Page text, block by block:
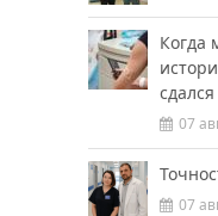
Когда
сдался
07
07